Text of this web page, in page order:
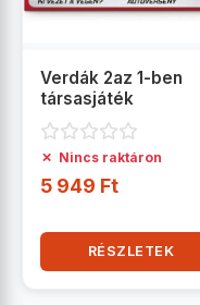
Verdák 2az 1-ben
társasjáték
✗ Nincs raktáron
5 949 Ft
RÉSZLETEK